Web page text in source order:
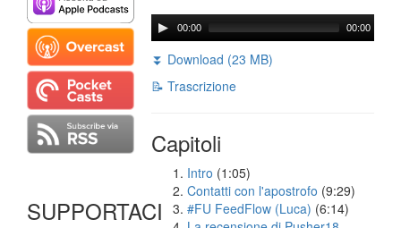
SUPPORTACI
00:00 00:00
⏬ Download (23 MB)
📝 Trascrizione
Capitoli
Intro (1:05)
Contatti con l'apostrofo (9:29)
#FU FeedFlow (Luca) (6:14)